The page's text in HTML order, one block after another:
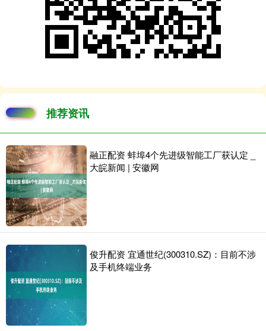
推荐资讯
融正配资 蚌埠4个先进级智能工厂获认定 _
大皖新闻 | 安徽网
俊升配资 宜通世纪(300310.SZ)：目前不涉
及手机终端业务